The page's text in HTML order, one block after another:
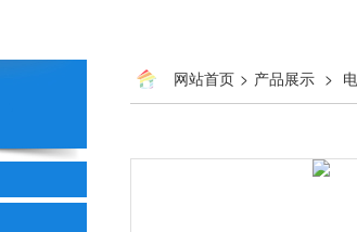
网站首页 > 产品展示 >